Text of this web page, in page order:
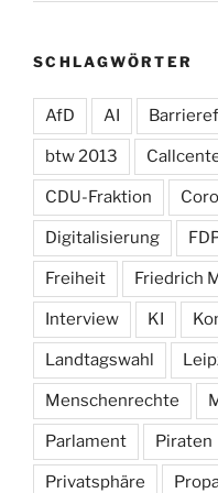
SCHLAGWÖRTER
AfD AI
btw 2013
CDU-Fraktion
Digitalisierung
Freiheit Friedrich
Interview KI
Landtagswahl
Menschenrechte
Parlament Piraten
Privatsphäre